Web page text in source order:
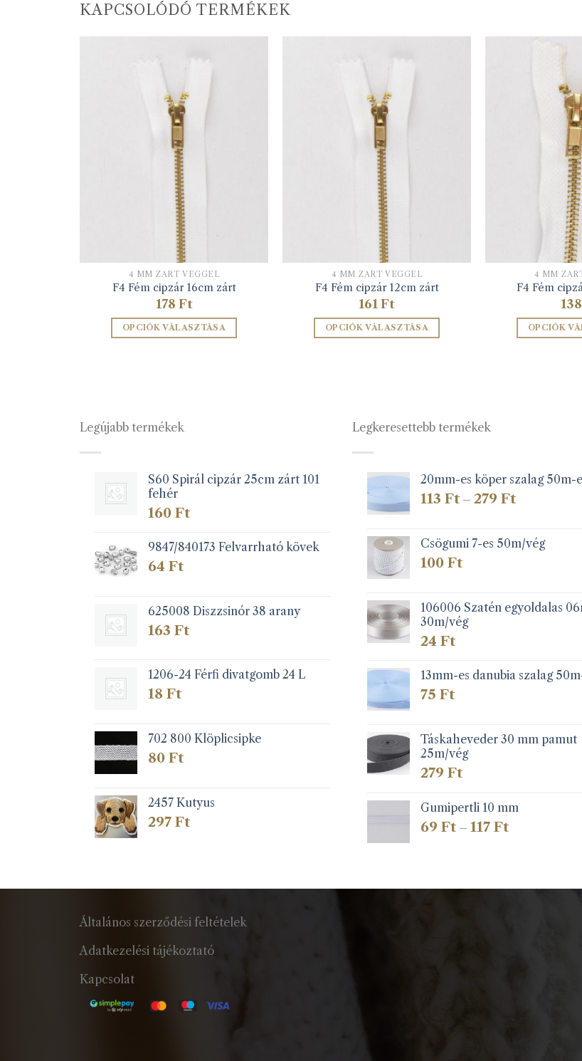
KAPCSOLÓDÓ TERMÉKEK
4 MM ZÁRT VÉGGEL
F4 Fém cipzár 16cm zárt
178 Ft
OPCIÓK VÁLASZTÁSA
van.
a
termékoldalon
választhatók
4 MM ZÁRT VÉGGEL
F4 Fém cipzár 12cm zárt
161 Ft
OPCIÓK VÁLASZTÁSA
van.
a
termékoldalon
választhatók
4 MM
F4 Fém
138
OPCIÓK
Legújabb termékek
S60 Spirál cipzár 25cm zárt 101
fehér
160 Ft
9847/840173 Felvarrható kövek
64 Ft
625008 Diszzsinór 38 arany
163 Ft
1206-24 Férfi divatgomb 24 L
18 Ft
702 800 Klöplicsipke
80 Ft
2457 Kutyus
297 Ft
Legkeresettebb termékek
20mm-es köper szalag 50m-
113Ft – 279FtÁrtartomány:
279 Ft
Csögumi 7-es 50m/vég
100Ft
106006 Szatén egyoldalas
30m/vég
24Ft
13mm-es danubia szalag
75Ft
Táskaheveder 30 mm pamut
25m/vég
279Ft
Gumipertli 10 mm
69Ft – 117FtÁrtartomány:
Általános szerződési feltételek
Adatkezelési tájékoztató
Kapcsolat